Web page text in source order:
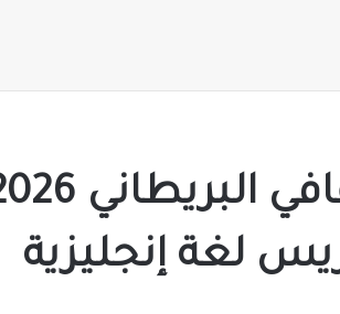
وظائف المعهد الثقافي
لغة إنجليزية